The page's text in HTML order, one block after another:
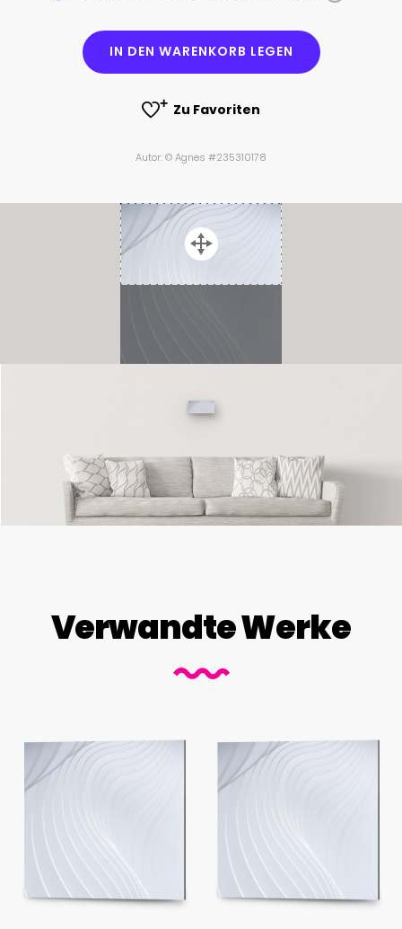
IN DEN WARENKORB LEGEN
Zu Favoriten
Autor: © Agnes #235310178
Verwandte Werke